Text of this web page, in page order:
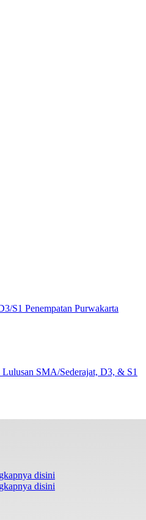
S1 Penempatan Purwakarta
SMA/Sederajat, D3, & S1
disini